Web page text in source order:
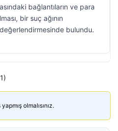
bağlantıların ve para
bir suç ağının
değerlendirmesinde bulundu.
olmalısınız.